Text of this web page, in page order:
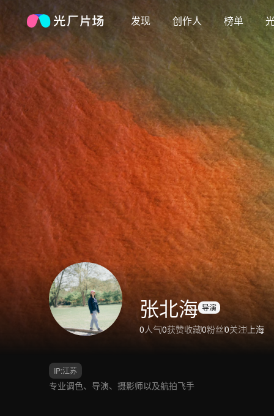
发现 创作人 榜单
张北海 导演
0人气0获赞收藏0粉丝0关注 上海
IP:江苏
专业调色、导演、摄影师以及航拍飞手